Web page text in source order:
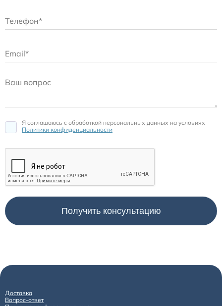
Я соглашаюсь c обработкой персональных данных на условиях
Политики конфиденциальности
Доставка
Вопрос-ответ